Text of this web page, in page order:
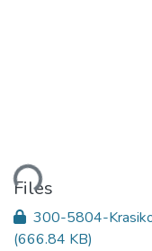
Files
300-5804-
(666.84 KB)